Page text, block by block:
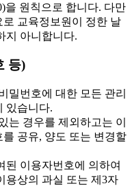
을 원칙으로 합니다. 다만
교육정보원이 정한 날
지 아니합니다.
등)
밀번호에 대한 모든 관리
있습니다.
는 경우를 제외하고는 이
공유, 양도 또는 변경할
이용자번호에 의하여
용상의 과실 또는 제3자